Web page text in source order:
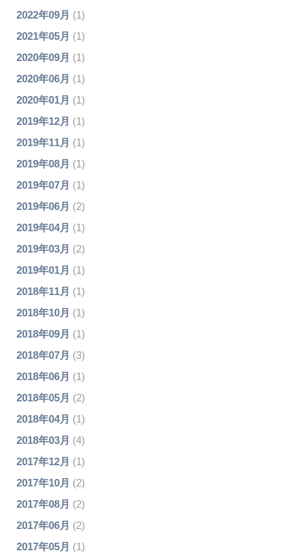
2022年09月 (1)
2021年05月 (1)
2020年09月 (1)
2020年06月 (1)
2020年01月 (1)
2019年12月 (1)
2019年11月 (1)
2019年08月 (1)
2019年07月 (1)
2019年06月 (2)
2019年04月 (1)
2019年03月 (2)
2019年01月 (1)
2018年11月 (1)
2018年10月 (1)
2018年09月 (1)
2018年07月 (3)
2018年06月 (1)
2018年05月 (2)
2018年04月 (1)
2018年03月 (4)
2017年12月 (1)
2017年10月 (2)
2017年08月 (2)
2017年06月 (2)
2017年05月 (1)